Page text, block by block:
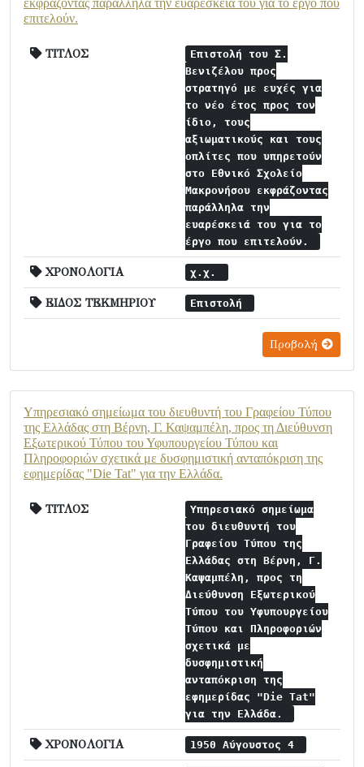
εκφράζοντας παράλληλα την ευαρέσκειά του για το έργο που
επιτελούν.
ΤΙΤΛΟΣ
Επιστολή του Σ.
Βενιζέλου προς
στρατηγό με ευχές για
το νέο έτος προς τον
ίδιο, τους
αξιωματικούς και τους
οπλίτες που υπηρετούν
στο Εθνικό Σχολείο
Μακρονήσου εκφράζοντας
παράλληλα την
ευαρέσκειά του για το
έργο που επιτελούν.
ΧΡΟΝΟΛΟΓΙΑ χ.χ.
ΕΙΔΟΣ ΤΕΚΜΗΡΙΟΥ Επιστολή
Προβολή
Υπηρεσιακό σημείωμα του διευθυντή του Γραφείου Τύπου
της Ελλάδας στη Βέρνη, Γ. Καψαμπέλη, προς τη Διεύθυνση
Εξωτερικού Τύπου του Υφυπουργείου Τύπου και
Πληροφοριών σχετικά με δυσφημιστική ανταπόκριση της
εφημερίδας "Die Tat" για την Ελλάδα.
ΤΙΤΛΟΣ
Υπηρεσιακό σημείωμα
του διευθυντή του
Γραφείου Τύπου της
Ελλάδας στη Βέρνη, Γ.
Καψαμπέλη, προς τη
Διεύθυνση Εξωτερικού
Τύπου του Υφυπουργείου
Τύπου και Πληροφοριών
σχετικά με
δυσφημιστική
ανταπόκριση της
εφημερίδας "Die Tat"
για την Ελλάδα.
ΧΡΟΝΟΛΟΓΙΑ 1950 Αύγουστος 4